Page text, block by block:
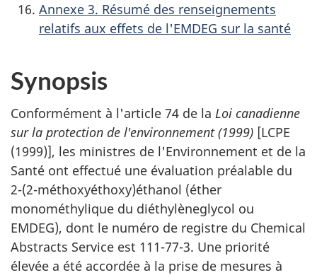
Annexe 3. Résumé des renseignements
relatifs aux effets de l'EMDEG sur la santé
Synopsis
Conformément à l'article 74 de la Loi canadienne
sur la protection de l'environnement (1999) [LCPE
(1999)], les ministres de l'Environnement et de la
Santé ont effectué une évaluation préalable du
2-(2-méthoxyéthoxy)éthanol (éther
monométhylique du diéthylèneglycol ou
EMDEG), dont le numéro de registre du Chemical
Abstracts Service est 111-77-3. Une priorité
élevée a été accordée à la prise de mesures à